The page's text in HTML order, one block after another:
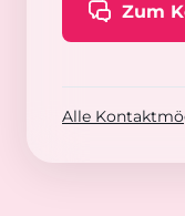
Zum
Alle